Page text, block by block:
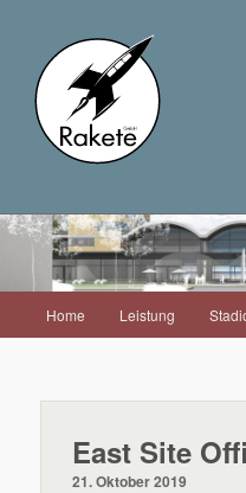
Zum
Home Leistung
East Site
21. Oktober 2019